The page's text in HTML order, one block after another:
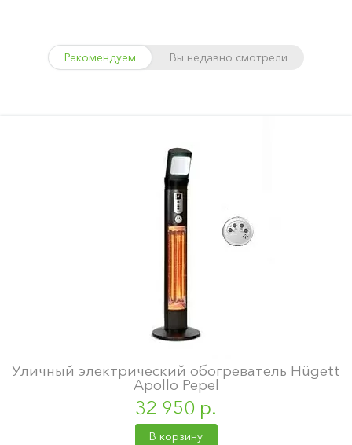
Рекомендуем Вы недавно смотрели
Уличный электрический обогреватель Hügett
Apollo Pepel
32 950 р.
В корзину